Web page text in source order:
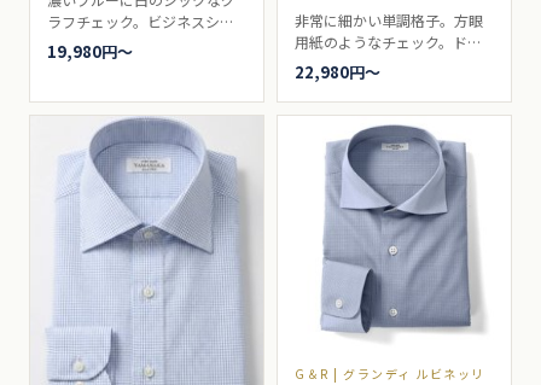
ラフチェック。ビジネスシャ
ツ向き。
19,980円〜
#5576
非常に細かい単調格子。方眼
用紙のようなチェック。ドレ
スシャツ向き。
22,980円〜
G＆R | グランディ ルビネッリ